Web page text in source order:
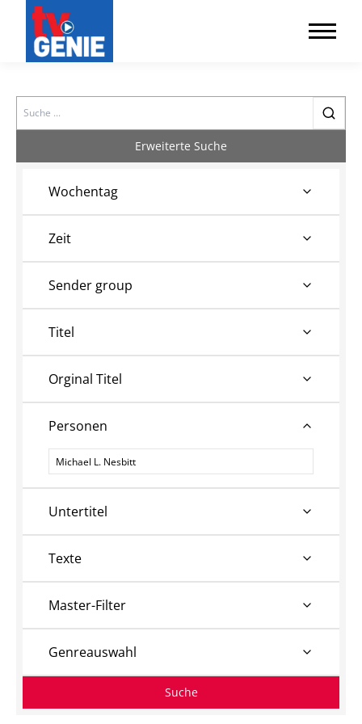
Search
Erweiterte Suche
Wochentag
Zeit
Sender group
Titel
Orginal Titel
Personen
Personen
Untertitel
Texte
Master-Filter
Genreauswahl
Suche